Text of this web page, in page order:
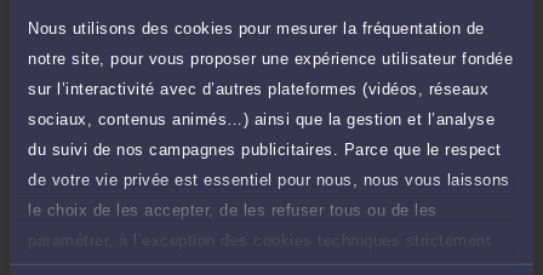
Nous utilisons des cookies pour mesurer la fréquentation de
notre site, pour vous proposer une expérience utilisateur fondée
sur l’interactivité avec d’autres plateformes (vidéos, réseaux
sociaux, contenus animés…) ainsi que la gestion et l’analyse
du suivi de nos campagnes publicitaires. Parce que le respect
de votre vie privée est essentiel pour nous, nous vous laissons
le choix de les accepter, de les refuser tous ou de les
paramétrer, à l’exception des cookies techniques strictement
nécessaires au fonctionnement du site.
Consultation écrite
Etude de votre dossier + possibilité
d'ajout d'une pièce jointe
540 €
Consulter par écrit
Payer des honoraires ou une facture
Vous souhaitez payer une facture ou des